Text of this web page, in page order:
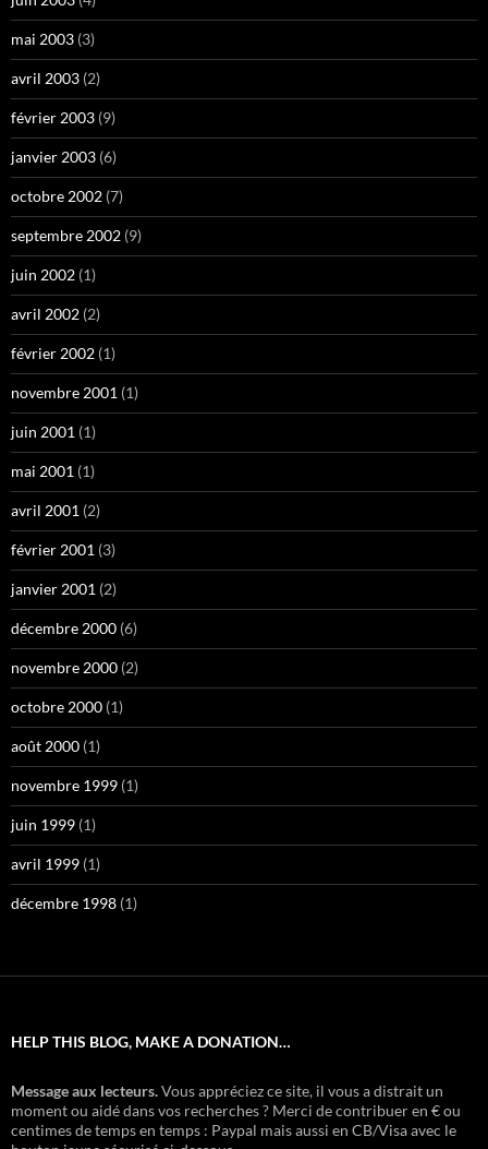
mai 2003 (3)
avril 2003 (2)
février 2003 (9)
janvier 2003 (6)
octobre 2002 (7)
septembre 2002 (9)
juin 2002 (1)
avril 2002 (2)
février 2002 (1)
novembre 2001 (1)
juin 2001 (1)
mai 2001 (1)
avril 2001 (2)
février 2001 (3)
janvier 2001 (2)
décembre 2000 (6)
novembre 2000 (2)
octobre 2000 (1)
août 2000 (1)
novembre 1999 (1)
juin 1999 (1)
avril 1999 (1)
décembre 1998 (1)
HELP THIS BLOG, MAKE A DONATION…
Message aux lecteurs.Vous appréciez ce site, il vous a distrait un
moment ou aidé dans vos recherches ? Merci de contribuer en € ou
centimes de temps en temps : Paypal mais aussi en CB/Visa avec le